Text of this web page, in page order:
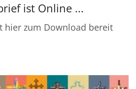
ist Online ...
hier zum Download bereit